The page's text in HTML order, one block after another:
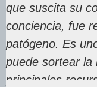
que suscita su
conciencia, fue
patógeno. Es
puede sortear la
principales